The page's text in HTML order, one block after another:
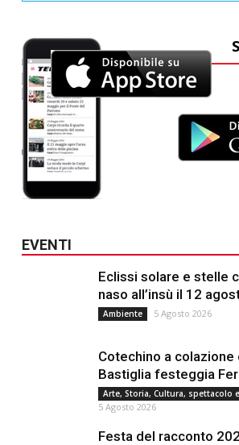
EVENTI
Eclissi solare e stelle
naso all’insù il 12
Ambiente 5 Agosto 2026
Cotechino a
Bastiglia festeggia
Arte, Storia, Cultura, spettacolo
5 Agosto 2026
Festa del racconto